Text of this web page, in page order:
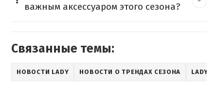
важным аксессуаром этого сезона?
Связанные темы:
НОВОСТИ LADY НОВОСТИ О ТРЕНДАХ СЕЗОНА LADY